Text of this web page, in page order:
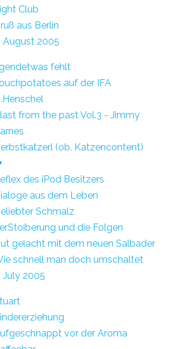
Club
aus Berlin
August 2005
fehlt
auf der IFA
from the past Vol.3 - Jimmy
(ob. Katzencontent)
des iPod Besitzers
aus dem Leben
Schmalz
und die Folgen
gelacht mit dem neuen Salbader
schnell man doch umschaltet
July 2005
vor der Aroma